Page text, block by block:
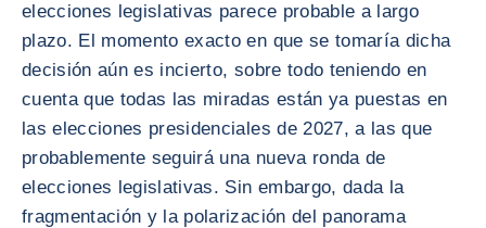
elecciones legislativas parece probable a largo
plazo. El momento exacto en que se tomaría dicha
decisión aún es incierto, sobre todo teniendo en
cuenta que todas las miradas están ya puestas en
las elecciones presidenciales de 2027, a las que
probablemente seguirá una nueva ronda de
elecciones legislativas. Sin embargo, dada la
fragmentación y la polarización del panorama